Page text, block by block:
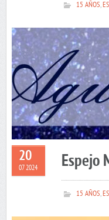
15 AÑOS,
20
07 2024 Espejo
15 AÑOS,